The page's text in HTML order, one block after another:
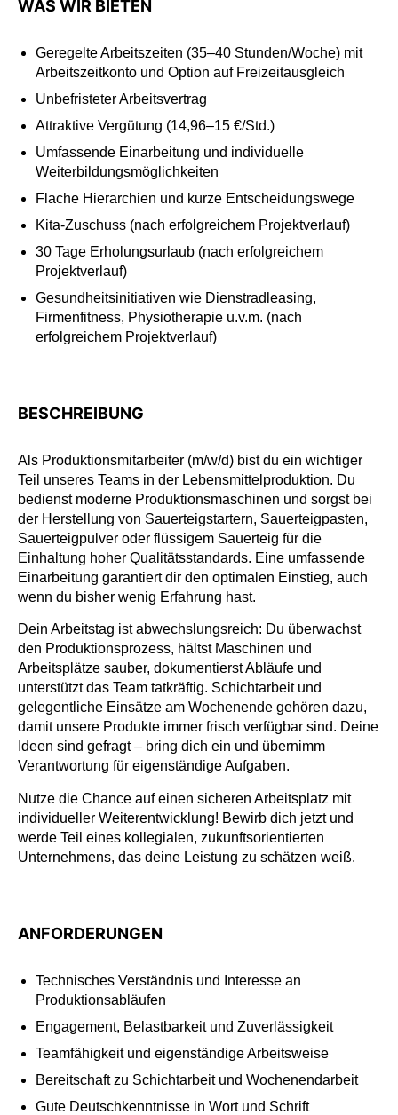
WAS WIR BIETEN
Geregelte Arbeitszeiten (35–40 Stunden/Woche) mit
Arbeitszeitkonto und Option auf Freizeitausgleich
Unbefristeter Arbeitsvertrag
Attraktive Vergütung (14,96–15 €/Std.)
Umfassende Einarbeitung und individuelle
Weiterbildungsmöglichkeiten
Flache Hierarchien und kurze Entscheidungswege
Kita-Zuschuss (nach erfolgreichem Projektverlauf)
30 Tage Erholungsurlaub (nach erfolgreichem
Projektverlauf)
Gesundheitsinitiativen wie Dienstradleasing,
Firmenfitness, Physiotherapie u.v.m. (nach
erfolgreichem Projektverlauf)
BESCHREIBUNG
Als Produktionsmitarbeiter (m/w/d) bist du ein wichtiger
Teil unseres Teams in der Lebensmittelproduktion. Du
bedienst moderne Produktionsmaschinen und sorgst bei
der Herstellung von Sauerteigstartern, Sauerteigpasten,
Sauerteigpulver oder flüssigem Sauerteig für die
Einhaltung hoher Qualitätsstandards. Eine umfassende
Einarbeitung garantiert dir den optimalen Einstieg, auch
wenn du bisher wenig Erfahrung hast.
Dein Arbeitstag ist abwechslungsreich: Du überwachst
den Produktionsprozess, hältst Maschinen und
Arbeitsplätze sauber, dokumentierst Abläufe und
unterstützt das Team tatkräftig. Schichtarbeit und
gelegentliche Einsätze am Wochenende gehören dazu,
damit unsere Produkte immer frisch verfügbar sind. Deine
Ideen sind gefragt – bring dich ein und übernimm
Verantwortung für eigenständige Aufgaben.
Nutze die Chance auf einen sicheren Arbeitsplatz mit
individueller Weiterentwicklung! Bewirb dich jetzt und
werde Teil eines kollegialen, zukunftsorientierten
Unternehmens, das deine Leistung zu schätzen weiß.
ANFORDERUNGEN
Technisches Verständnis und Interesse an
Produktionsabläufen
Engagement, Belastbarkeit und Zuverlässigkeit
Teamfähigkeit und eigenständige Arbeitsweise
Bereitschaft zu Schichtarbeit und Wochenendarbeit
Gute Deutschkenntnisse in Wort und Schrift